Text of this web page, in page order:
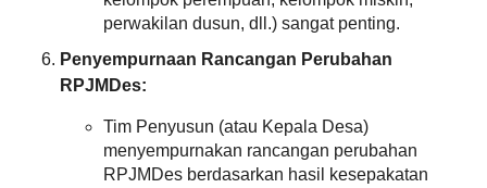
perwakilan dusun, dll.) sangat penting.
Penyempurnaan Rancangan Perubahan
RPJMDes:
Tim Penyusun (atau Kepala Desa)
menyempurnakan rancangan perubahan
RPJMDes berdasarkan hasil kesepakatan